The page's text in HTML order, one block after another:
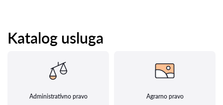
Katalog usluga
Administrativno pravo Agrarno pravo